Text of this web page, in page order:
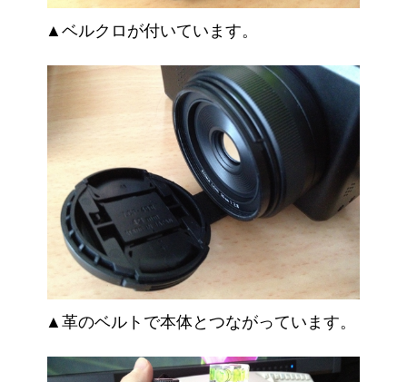
▲ベルクロが付いています。
▲革のベルトで本体とつながっています。